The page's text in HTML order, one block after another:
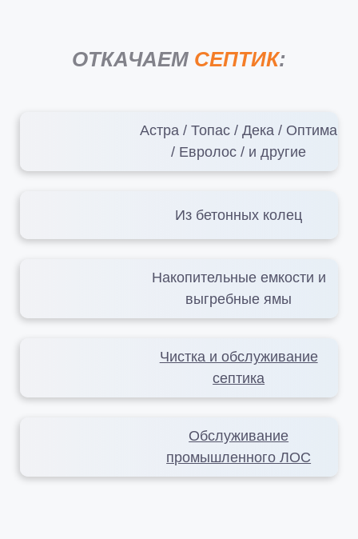
ОТКАЧАЕМ СЕПТИК:
Астра / Топас / Дека / Оптима
/ Евролос / и другие
Из бетонных колец
Накопительные емкости и
выгребные ямы
Чистка и обслуживание
септика
Обслуживание
промышленного ЛОС